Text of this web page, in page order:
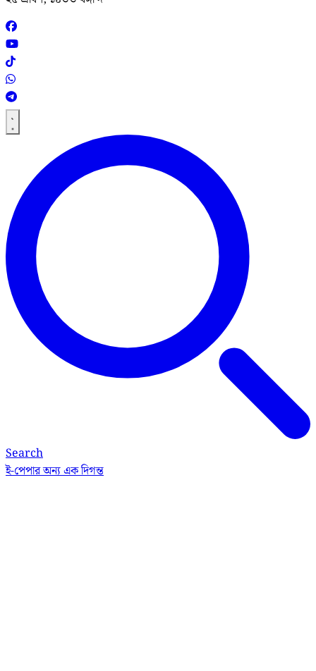
Search
ই-পেপারঅন্য এক দিগন্ত